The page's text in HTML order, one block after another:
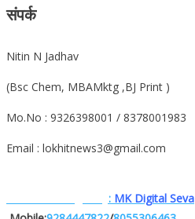
संपर्क
Nitin N Jadhav
(Bsc Chem, MBAMktg ,BJ Print )
Mo.No : 9326398001 / 8378001983
Email : lokhitnews3@gmail.com
: MK Digital Seva